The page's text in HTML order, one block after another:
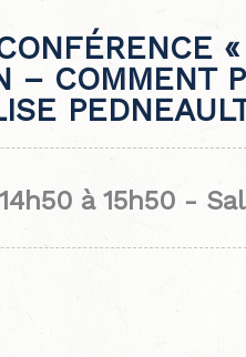
– COMMENT
à 15h50 -